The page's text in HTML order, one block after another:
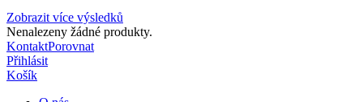
Zobrazit více výsledků
Nenalezeny žádné produkty.
KontaktPorovnat
Přihlásit
Košík